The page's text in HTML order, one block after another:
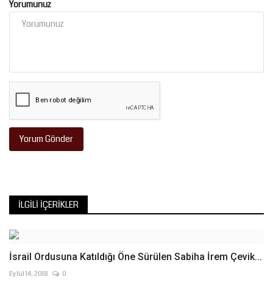
Yorumunuz
Yorum Gönder
İLGILI İÇERIKLER
İsrail Ordusuna Katıldığı Öne Sürülen Sabiha İrem Çevik...
Eylül 14, 2018 0